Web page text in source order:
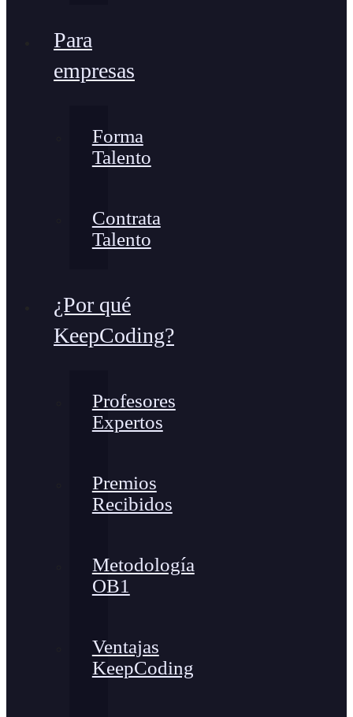
Para
empresas
Forma
Talento
Contrata
Talento
¿Por qué
KeepCoding?
Profesores
Expertos
Premios
Recibidos
Metodología
OB1
Ventajas
KeepCoding